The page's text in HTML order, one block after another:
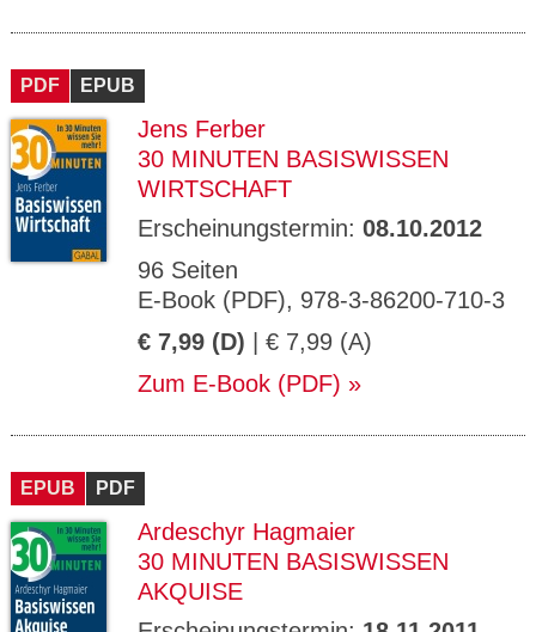
PDF EPUB
Jens Ferber
30 MINUTEN BASISWISSEN
WIRTSCHAFT
Erscheinungstermin: 08.10.2012
96 Seiten
E-Book (PDF), 978-3-86200-710-3
€ 7,99 (D) | € 7,99 (A)
Zum E-Book (PDF)
EPUB PDF
Ardeschyr Hagmaier
30 MINUTEN BASISWISSEN
AKQUISE